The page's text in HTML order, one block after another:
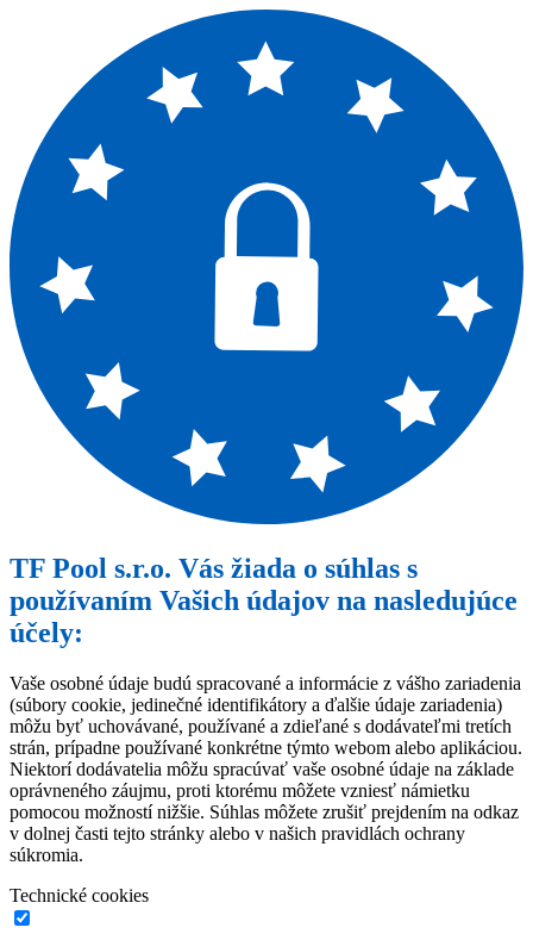
TF Pool s.r.o. Vás žiada o súhlas s
používaním Vašich údajov na nasledujúce
účely:
Vaše osobné údaje budú spracované a informácie z vášho zariadenia
(súbory cookie, jedinečné identifikátory a ďalšie údaje zariadenia)
môžu byť uchovávané, používané a zdieľané s dodávateľmi tretích
strán, prípadne používané konkrétne týmto webom alebo aplikáciou.
Niektorí dodávatelia môžu spracúvať vaše osobné údaje na základe
oprávneného záujmu, proti ktorému môžete vzniesť námietku
pomocou možností nižšie. Súhlas môžete zrušiť prejdením na odkaz
v dolnej časti tejto stránky alebo v našich pravidlách ochrany
súkromia.
Technické cookies